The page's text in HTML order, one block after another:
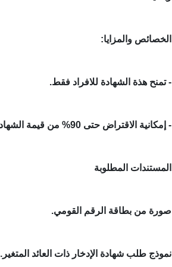
الخصائص والمزايا:
- تمنح هذة الشهادة للافراد فقط.
- إمكانية الاقتراض حتى 90% من قيمة الشهادة.
المستندات المطلوبة
صورة من بطاقة الرقم القومي.
نموذج طلب شهادة الإدخار ذات العائد المتغير.